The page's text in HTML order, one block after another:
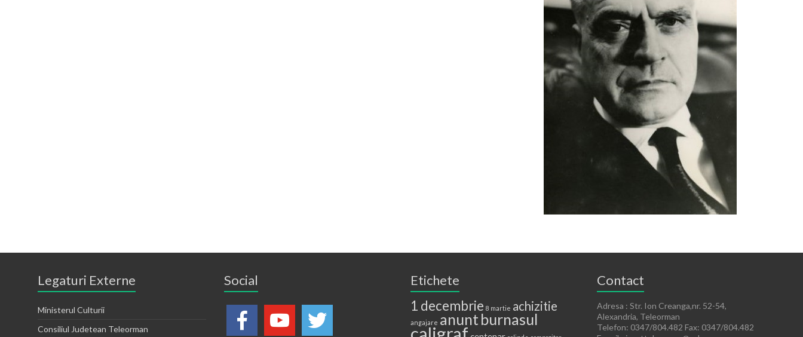
Legaturi Externe
Ministerul Culturii
Consiliul Judetean Teleorman
Social
Etichete
1 decembrie 8 martie achizitie
angajare anunt burnasul
Contact
Adresa : Str. Ion Creanga,nr. 52-54,
Alexandria, Teleorman
Telefon: 0347/804.482 Fax: 0347/804.482